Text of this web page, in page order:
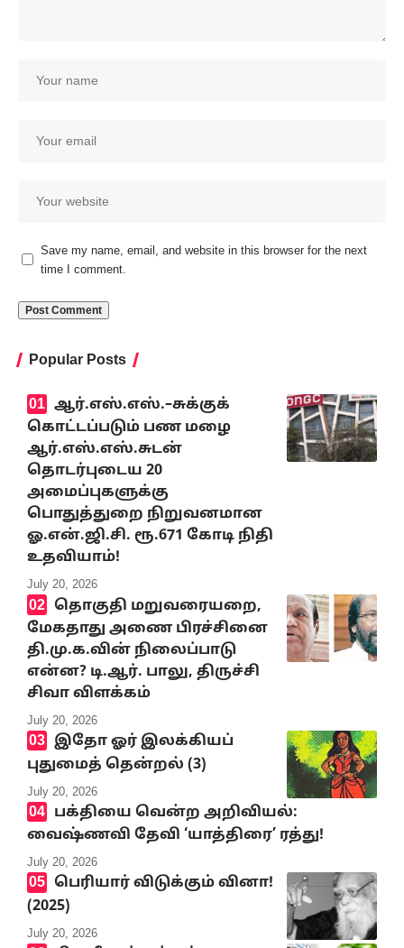
Save my name, email, and website in this browser for the next
time I comment.
Popular Posts
ஆர்.எஸ்.எஸ்.–சுக்குக்
கொட்டப்படும் பண மழை
ஆர்.எஸ்.எஸ்.சுடன்
தொடர்புடைய 20
அமைப்புகளுக்கு
பொதுத்துறை நிறுவனமான
ஓ.என்.ஜி.சி. ரூ.671 கோடி நிதி
உதவியாம்!
July 20, 2026
தொகுதி மறுவரையறை,
மேகதாது அணை பிரச்சினை
தி.மு.க.வின் நிலைப்பாடு
என்ன? டி.ஆர். பாலு, திருச்சி
சிவா விளக்கம்
July 20, 2026
இதோ ஓர் இலக்கியப்
புதுமைத் தென்றல் (3)
July 20, 2026
பக்தியை வென்ற அறிவியல்:
வைஷ்ணவி தேவி ‘யாத்திரை’ ரத்து!
July 20, 2026
பெரியார் விடுக்கும் வினா!
(2025)
July 20, 2026